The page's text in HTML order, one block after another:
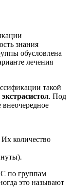
знания
обусловлена
лечения
такой
. Под
количество
по группам
это называют